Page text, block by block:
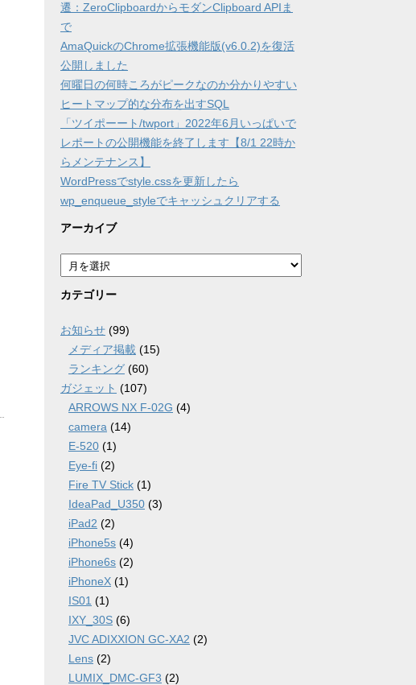
遷：ZeroClipboardからモダンClipboard APIま
で
AmaQuickのChrome拡張機能版(v6.0.2)を復活
公開しました
何曜日の何時ころがピークなのか分かりやすい
ヒートマップ的な分布を出すSQL
「ツイポーート/twport」2022年6月いっぱいで
レポートの公開機能を終了します【8/1 22時か
らメンテナンス】
WordPressでstyle.cssを更新したら
wp_enqueue_styleでキャッシュクリアする
アーカイブ
ア
ー
カ
ブ
カテゴリー
お知らせ (99)
メディア掲載 (15)
ランキング (60)
ガジェット (107)
ARROWS NX F-02G (4)
camera (14)
E-520 (1)
Eye-fi (2)
Fire TV Stick (1)
IdeaPad_U350 (3)
iPad2 (2)
iPhone5s (4)
iPhone6s (2)
iPhoneX (1)
IS01 (1)
IXY_30S (6)
JVC ADIXXION GC-XA2 (2)
Lens (2)
LUMIX_DMC-GF3 (2)